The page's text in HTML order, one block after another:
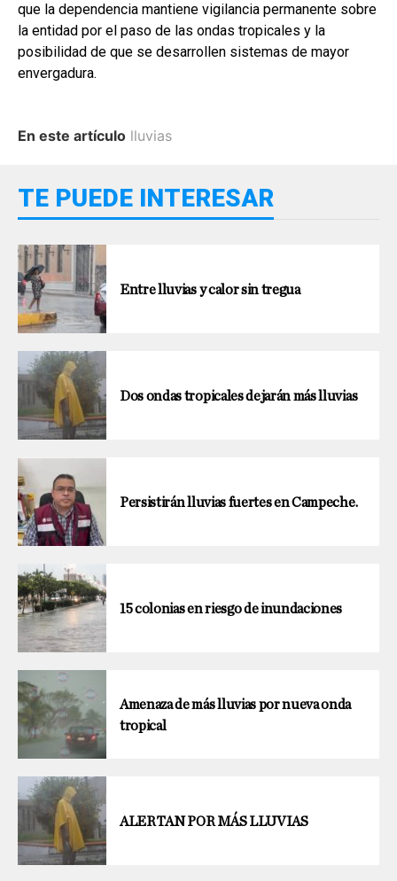
que la dependencia mantiene vigilancia permanente sobre
la entidad por el paso de las ondas tropicales y la
posibilidad de que se desarrollen sistemas de mayor
envergadura.
En este artículo lluvias
TE PUEDE INTERESAR
Entre lluvias y calor sin tregua
Dos ondas tropicales dejarán más lluvias
Persistirán lluvias fuertes en Campeche.
15 colonias en riesgo de inundaciones
Amenaza de más lluvias por nueva onda
tropical
ALERTAN POR MÁS LLUVIAS